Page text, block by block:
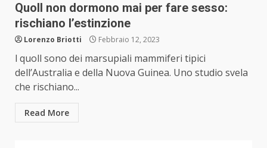
Quoll non dormono mai per fare sesso:
rischiano l’estinzione
Lorenzo Briotti Febbraio 12, 2023
l quoll sono dei marsupiali mammiferi tipici
dell’Australia e della Nuova Guinea. Uno studio svela
che rischiano...
Read More